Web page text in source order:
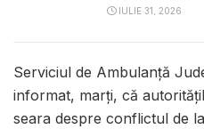
IULIE 31, 2026
Serviciul de Ambulanţă
informat, marţi, că
seara despre conflictul de